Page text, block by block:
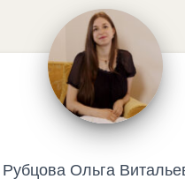
Рубцова Ольга